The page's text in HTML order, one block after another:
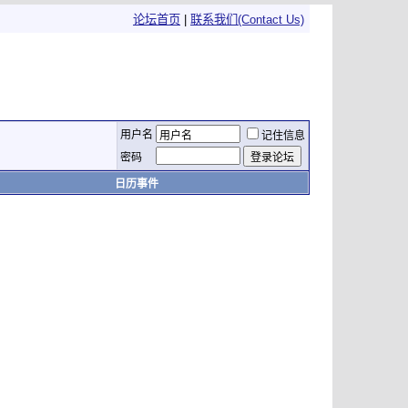
论坛首页 联系我们(Contact Us)
用户名
记住信息
密码
日历事件